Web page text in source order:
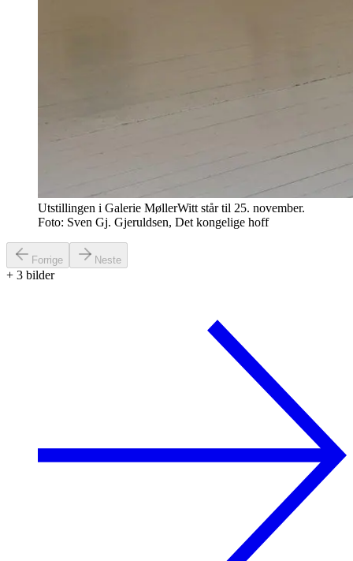
Utstillingen i Galerie MøllerWitt står til 25. november.
Foto: Sven Gj. Gjeruldsen, Det kongelige hoff
Forrige Neste
+ 3 bilder